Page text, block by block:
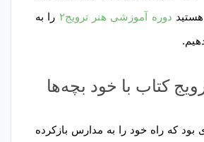
هستید دوره آموزشی هنر ترویج۲
را به
کتاب با خود بچه‌ها
بود که راه خود را به مدارس بازکرده